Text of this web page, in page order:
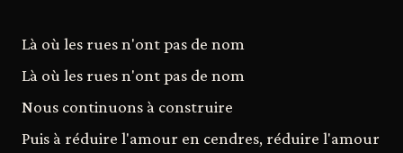
Là où les rues n'ont pas de nom
Là où les rues n'ont pas de nom
Nous continuons à construire
Puis à réduire l'amour en cendres, réduire l'amour